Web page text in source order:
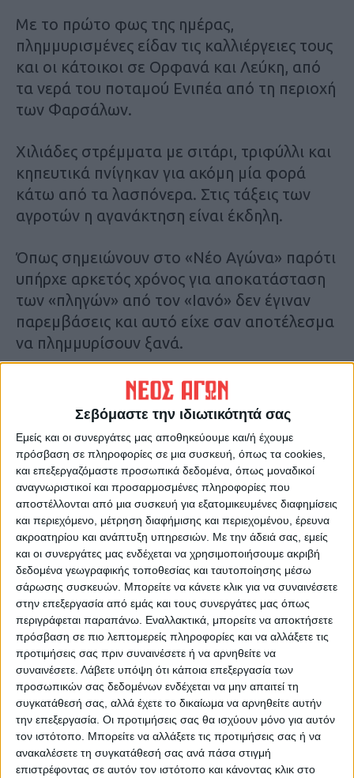
Σεβόμαστε την ιδιωτικότητά σας
Εμείς και οι συνεργάτες μας αποθηκεύουμε και/ή έχουμε
πρόσβαση σε πληροφορίες σε μια συσκευή, όπως τα cookies,
και επεξεργαζόμαστε προσωπικά δεδομένα, όπως μοναδικοί
αναγνωριστικοί και προσαρμοσμένες πληροφορίες που
αποστέλλονται από μια συσκευή για εξατομικευμένες διαφημίσεις
και περιεχόμενο, μέτρηση διαφήμισης και περιεχομένου, έρευνα
ακροατηρίου και ανάπτυξη υπηρεσιών. Με την άδειά σας, εμείς
και οι συνεργάτες μας ενδέχεται να χρησιμοποιήσουμε ακριβή
δεδομένα γεωγραφικής τοποθεσίας και ταυτοποίησης μέσω
σάρωσης συσκευών. Μπορείτε να κάνετε κλικ για να συναινέσετε
στην επεξεργασία από εμάς και τους συνεργάτες μας όπως
περιγράφεται παραπάνω. Εναλλακτικά, μπορείτε να αποκτήσετε
πρόσβαση σε πιο λεπτομερείς πληροφορίες και να αλλάξετε τις
προτιμήσεις σας πριν συναινέσετε ή να αρνηθείτε να
συναινέσετε. Λάβετε υπόψη ότι κάποια επεξεργασία των
προσωπικών σας δεδομένων ενδέχεται να μην απαιτεί τη
συγκατάθεσή σας, αλλά έχετε το δικαίωμα να αρνηθείτε αυτήν
την επεξεργασία. Οι προτιμήσεις σας θα ισχύουν μόνο για αυτόν
τον ιστότοπο. Μπορείτε να αλλάξετε τις προτιμήσεις σας ή να
ανακαλέσετε τη συγκατάθεσή σας ανά πάσα στιγμή
επιστρέφοντας σε αυτόν τον ιστότοπο και κάνοντας κλικ στο
Με το πρώτο φως της ημέρας,
πλημμυρισμένες είδαν τις καλλιέργειες τους
και οι κάτοικοι σε Ορφανά και Λεύκη, από
τα νερά του ποταμού Ενιπέα από τη περιοχή
των Φαρσάλων.
Χιλιάδες στρέμματα με σιτάρι, τριφύλλι και
κηπευτικά πνίγηκαν για ακόμη μία φορά
κάτω από τα λασπόνερα. Στις τάξεις των
αγροτών η αγανάκτηση είναι έκδηλη.
Όπως σημειώνουν στο «Νέο Αγώνα» παρότι
υπήρχε αρκετός χρόνος για αποκατάσταση
των «πληγών» από τον «Ιανό» δεν έγιναν
παρεμβάσεις και αυτό είχε σαν αποτέλεσμα
να πλημμυρίσουν ξανά.
Αναλυτικότερα στην έντυπη έκδοση του Νέου